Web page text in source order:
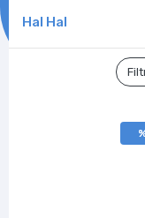
Hal Hal